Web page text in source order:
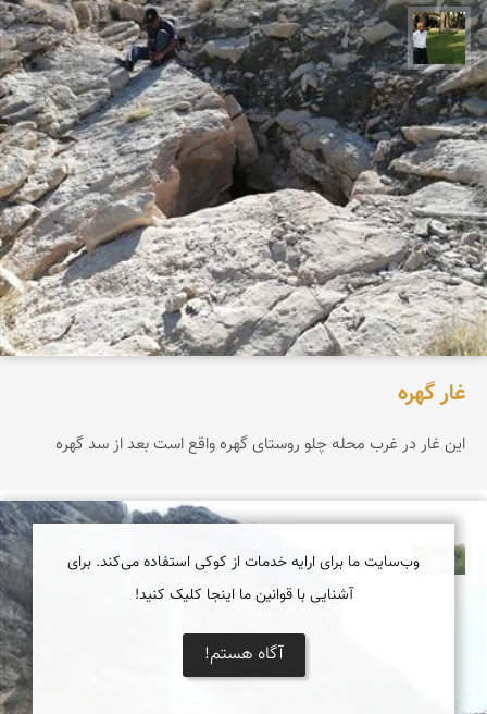
عبدل شعبانی
غار گهره
این غار در غرب محله چلو روستای گهره واقع است بعد از سد گهره
وب‌سایت ما برای ارایه خدمات از کوکی استفاده می‌کند. برای
آشنایی با قوانین ما اینجا کلیک کنید!
آگاه هستم!